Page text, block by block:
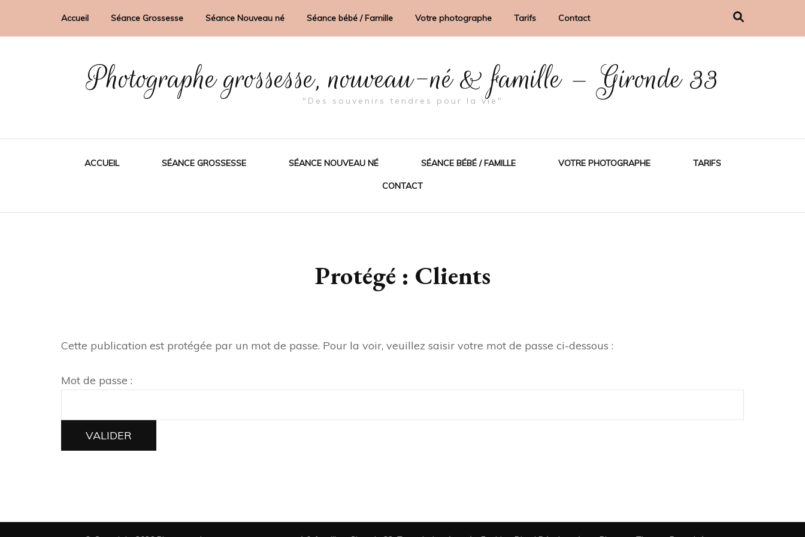
Accueil Séance Grossesse Séance Nouveau né Séance bébé / Famille Votre photographe Tarifs Contact
Photographe grossesse, nouveau-né & famille – Gironde 33
"Des souvenirs tendres pour la vie"
ACCUEIL SÉANCE GROSSESSE SÉANCE NOUVEAU NÉ SÉANCE BÉBÉ / FAMILLE VOTRE PHOTOGRAPHE TARIFS
CONTACT
Protégé : Clients
Cette publication est protégée par un mot de passe. Pour la voir, veuillez saisir votre mot de passe ci-dessous :
Mot de passe :